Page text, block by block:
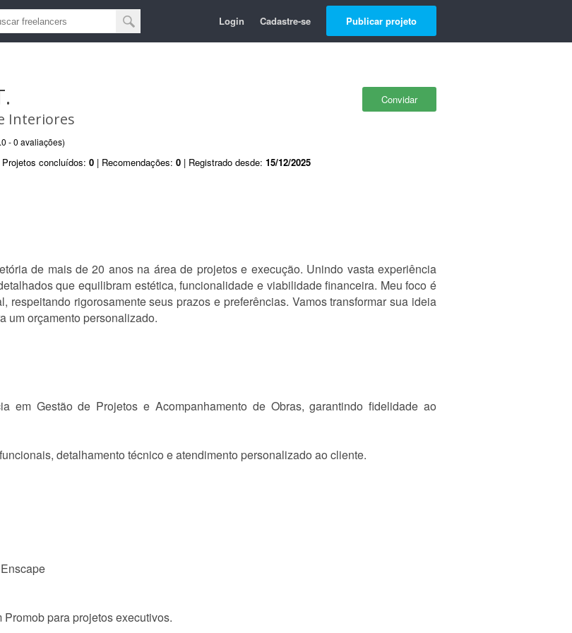
Login Cadastre-se Publicar projeto
Convidar
Interiores
- 0 avaliações)
Projetos concluídos: 0 | Recomendações: 0 | Registrado desde: 15/12/2025
de mais de 20 anos na área de projetos e execução. Unindo vasta experiência
que equilibram estética, funcionalidade e viabilidade financeira. Meu foco é
respeitando rigorosamente seus prazos e preferências. Vamos transformar sua ideia
um orçamento personalizado.
em Gestão de Projetos e Acompanhamento de Obras, garantindo fidelidade ao
detalhamento técnico e atendimento personalizado ao cliente.
para projetos executivos.